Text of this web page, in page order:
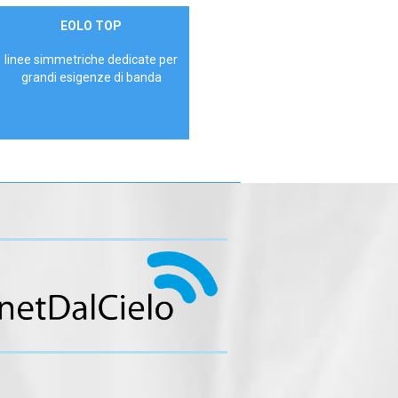
ContattaciEOLO TOP
linee simmetriche dedicate per
grandi esigenze di banda